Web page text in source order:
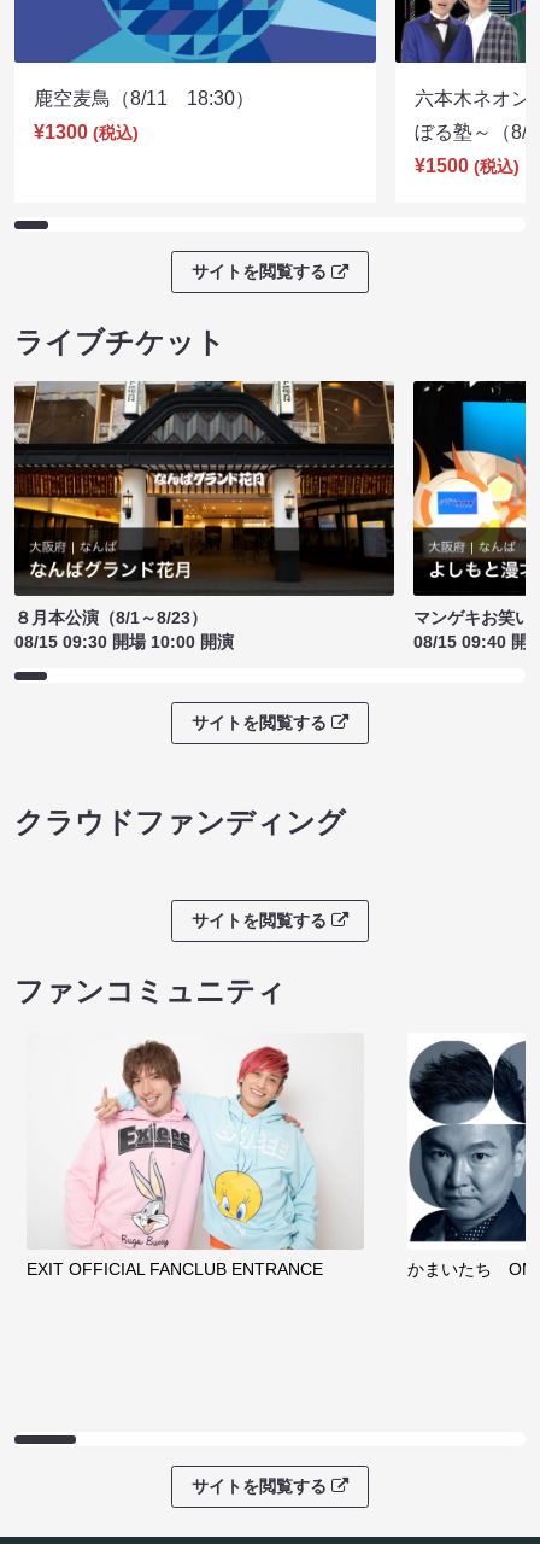
鹿空麦鳥（8/11 18:30）
¥1300 (税込)
六本木ネオン
ぼる塾～（
¥1500 (税込)
サイトを閲覧する
ライブチケット
８月本公演（8/1～8/23）
08/15 09:30 開場 10:00 開演
マンゲキお笑い
08/15 09:40 開
サイトを閲覧する
クラウドファンディング
サイトを閲覧する
ファンコミュニティ
EXIT OFFICIAL FANCLUB ENTRANCE かまいたち
サイトを閲覧する